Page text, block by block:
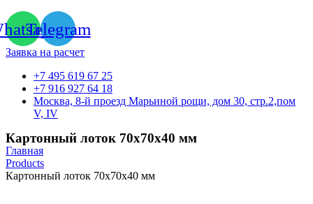
Telegram
Заявка на расчет
+7 495 619 67 25
+7 916 927 64 18
Москва, 8-й проезд Марьиной рощи, дом 30, стр.2,пом
V, IV
Картонный лоток 70х70х40 мм
Главная
Products
Картонный лоток 70х70х40 мм